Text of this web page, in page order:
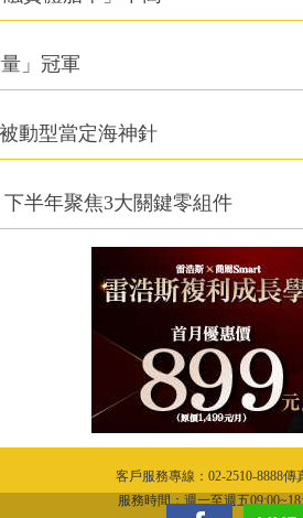
」冠軍
動型當定海神針
半年聚焦3大關鍵零組件
客戶服務專線：02-2510-8888傳
服務時間：週一至週五